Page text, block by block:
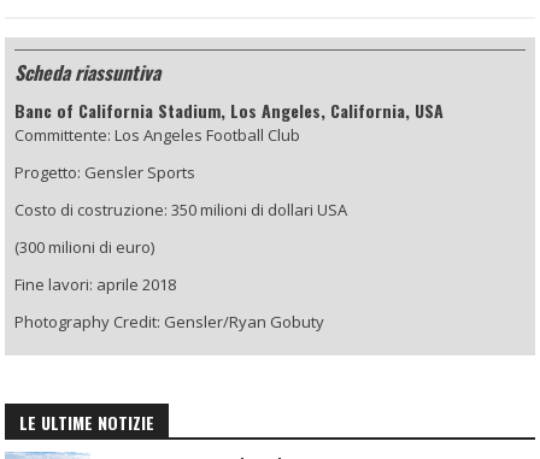
Scheda riassuntiva
Banc of California Stadium, Los Angeles, California, USA
Committente: Los Angeles Football Club
Progetto: Gensler Sports
Costo di costruzione: 350 milioni di dollari USA
(300 milioni di euro)
Fine lavori: aprile 2018
Photography Credit: Gensler/Ryan Gobuty
LE ULTIME NOTIZIE